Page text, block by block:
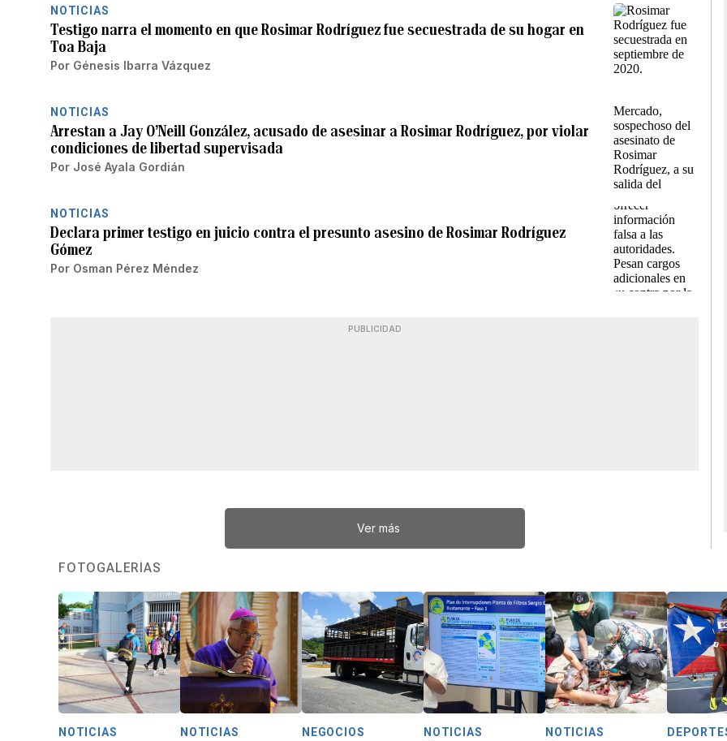
NOTICIAS
Testigo narra el momento en que Rosimar Rodríguez fue secuestrada de su hogar en
Toa Baja
Por Génesis Ibarra Vázquez
NOTICIAS
Arrestan a Jay O’Neill González, acusado de asesinar a Rosimar Rodríguez, por violar
condiciones de libertad supervisada
Por José Ayala Gordián
NOTICIAS
Declara primer testigo en juicio contra el presunto asesino de Rosimar Rodríguez
Gómez
Por Osman Pérez Méndez
PUBLICIDAD
Ver más
FOTOGALERÍAS
NOTICIAS NOTICIAS NEGOCIOS NOTICIAS NOTICIAS